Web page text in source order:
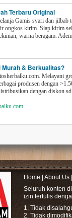
Terbaru Original
Gamis syari dan jilbab
ongkos kirim. Siap kirim
warna beragam.
Murah & Berkualitas?
Melayani
produsen dengan
dengan diskon
Home About Us
Seluruh konten
izin tertulis
1. Tidak
2. Tidak